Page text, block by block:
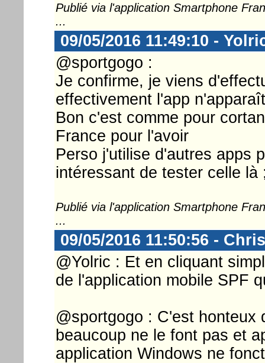
Publié via l'application Smartphone
...
09/05/2016 11:49:10 -
@sportgogo :
Je confirme, je viens
effectivement l'app
Bon c'est comme pour
France pour l'avoir
Perso j'utilise d'autres apps
intéressant de tester celle là
Publié via l'application Smartphone
...
09/05/2016 11:50:56 -
@Yolric : Et en cliquant
de l'application mobile SPF
@sportgogo : C'est honteux
beaucoup ne le font pas et
application Windows ne